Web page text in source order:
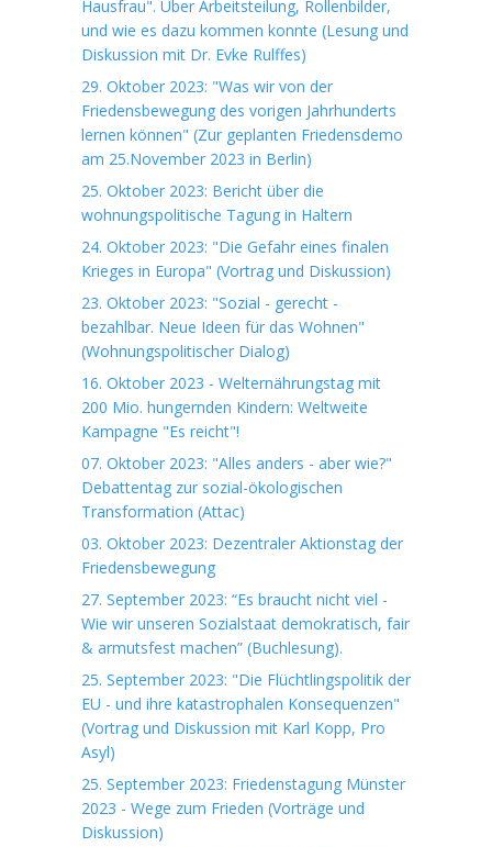
Hausfrau". Über Arbeitsteilung, Rollenbilder,
und wie es dazu kommen konnte (Lesung und
Diskussion mit Dr. Evke Rulffes)
29. Oktober 2023: "Was wir von der
Friedensbewegung des vorigen Jahrhunderts
lernen können" (Zur geplanten Friedensdemo
am 25.November 2023 in Berlin)
25. Oktober 2023: Bericht über die
wohnungspolitische Tagung in Haltern
24. Oktober 2023: "Die Gefahr eines finalen
Krieges in Europa" (Vortrag und Diskussion)
23. Oktober 2023: "Sozial - gerecht -
bezahlbar. Neue Ideen für das Wohnen"
(Wohnungspolitischer Dialog)
16. Oktober 2023 - Welternährungstag mit
200 Mio. hungernden Kindern: Weltweite
Kampagne "Es reicht"!
07. Oktober 2023: "Alles anders - aber wie?"
Debattentag zur sozial-ökologischen
Transformation (Attac)
03. Oktober 2023: Dezentraler Aktionstag der
Friedensbewegung
27. September 2023: “Es braucht nicht viel -
Wie wir unseren Sozialstaat demokratisch, fair
& armutsfest machen” (Buchlesung).
25. September 2023: "Die Flüchtlingspolitik der
EU - und ihre katastrophalen Konsequenzen"
(Vortrag und Diskussion mit Karl Kopp, Pro
Asyl)
25. September 2023: Friedenstagung Münster
2023 - Wege zum Frieden (Vorträge und
Diskussion)